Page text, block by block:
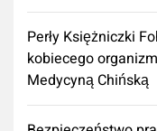
Perły Księżniczki
kobiecego
Medycyną Chińską